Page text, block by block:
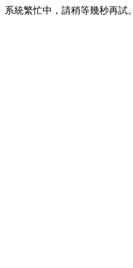
系統繁忙中，請稍等幾秒再試。